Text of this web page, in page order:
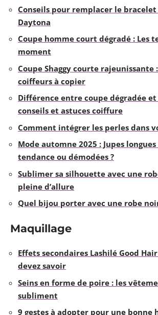
Conseils pour remplacer le
Daytona
Coupe homme court dégradé : Les
moment
Coupe Shaggy courte rajeunissante
coiffeurs à copier
Différence entre coupe dégradée
conseils et astuces coiffure
Comment intégrer les perles dans
Mode automne 2025 : Jupes
tendance ou démodées ?
Sublimer sa silhouette avec une
pleine d’allure
Quel bijou porter avec une robe
Maquillage
Effets secondaires Lashilé Good
devez savoir
Seins en forme de poire : les
subliment
9 gestes à adopter pour une bonne